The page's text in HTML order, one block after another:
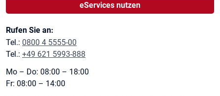
eServices nutzen
Rufen Sie an:
Tel.: 0800 4 5555-00
Tel.: +49 621 5993-888
Mo – Do: 08:00 – 18:00
Fr: 08:00 – 14:00